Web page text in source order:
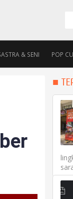
& SENI POP
■